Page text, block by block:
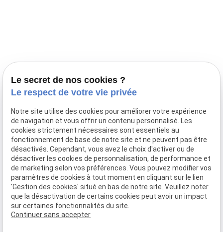
03 28 68 82 00
06 80 84 45 90
Adresse
10, chemin de Cassel
59470 BOLLEZEELE
Horaires
09:00 - 17:00
Lundi - Samedi
Le secret de nos cookies ?
Le respect de votre vie privée
Notre site utilise des cookies pour améliorer votre expérience
de navigation et vous offrir un contenu personnalisé. Les
cookies strictement nécessaires sont essentiels au
fonctionnement de base de notre site et ne peuvent pas être
désactivés. Cependant, vous avez le choix d'activer ou de
désactiver les cookies de personnalisation, de performance et
de marketing selon vos préférences. Vous pouvez modifier vos
paramètres de cookies à tout moment en cliquant sur le lien
'Gestion des cookies' situé en bas de notre site. Veuillez noter
que la désactivation de certains cookies peut avoir un impact
sur certaines fonctionnalités du site.
Continuer sans accepter